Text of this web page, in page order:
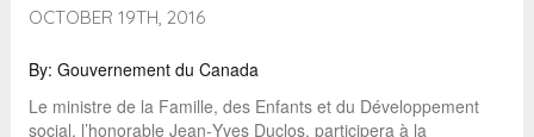
OCTOBER 19TH, 2016
By: Gouvernement du Canada
Le ministre de la Famille, des Enfants et du Développement
social, l’honorable Jean‑Yves Duclos, participera à la